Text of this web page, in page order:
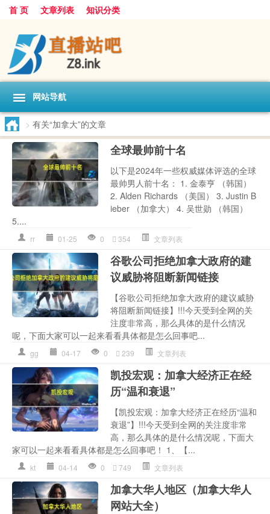
首 页 文章列表 知识分类
网站导航
> 有关“加拿大”的文章
全球最帅前十名
以下是2024年一些权威媒体评选的全球
最帅男人前十名： 1. 金泰亨 （韩国）
2. Alden Richards （美国） 3. Justin B
ieber （加拿大） 4. 吴世勋 （韩国）
5....
rr 01-25 0 354 文章列表
谷歌公司拒绝加拿大政府的建
议威胁将阻断新闻链接
【谷歌公司拒绝加拿大政府的建议威胁
将阻断新闻链接】!!!今天受到全网的关
注度非常高，那么具体的是什么情况
呢，下面大家可以一起来看看具体都是怎么回事吧...
gg 04-17 0 239 文章列表
凯投宏观：加拿大经济正在经
历“温和衰退”
【凯投宏观：加拿大经济正在经历“温和
衰退”】!!!今天受到全网的关注度非常
高，那么具体的是什么情况呢，下面大
家可以一起来看看具体都是怎么回事吧！ 1、【...
kt 04-14 0 749 文章列表
加拿大华人地区（加拿大华人
网站大全）